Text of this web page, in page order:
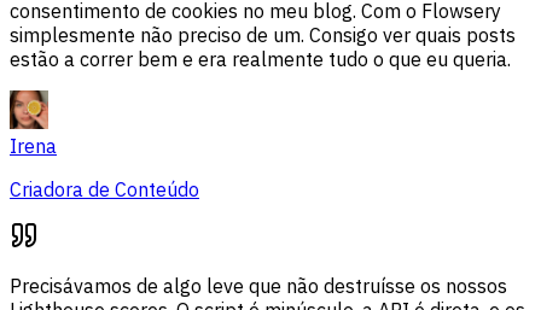
consentimento de cookies no meu blog. Com o Flowsery
simplesmente não preciso de um. Consigo ver quais posts
estão a correr bem e era realmente tudo o que eu queria.
Irena
Criadora de Conteúdo
Precisávamos de algo leve que não destruísse os nossos